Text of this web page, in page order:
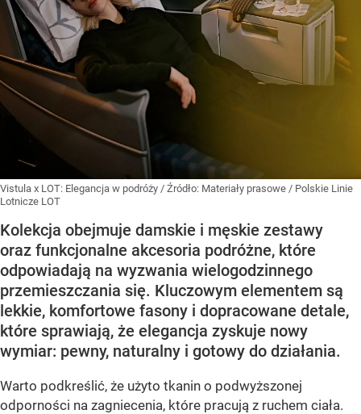
Vistula x LOT: Elegancja w podróży / Źródło: Materiały prasowe / Polskie Linie
Lotnicze LOT
Kolekcja obejmuje damskie i męskie zestawy
oraz funkcjonalne akcesoria podróżne, które
odpowiadają na wyzwania wielogodzinnego
przemieszczania się. Kluczowym elementem są
lekkie, komfortowe fasony i dopracowane detale,
które sprawiają, że elegancja zyskuje nowy
wymiar: pewny, naturalny i gotowy do działania.
Warto podkreślić, że użyto tkanin o podwyższonej
odporności na zagniecenia, które pracują z ruchem ciała.